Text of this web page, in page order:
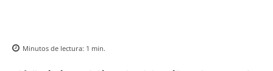
Minutos de lectura: 1 min.